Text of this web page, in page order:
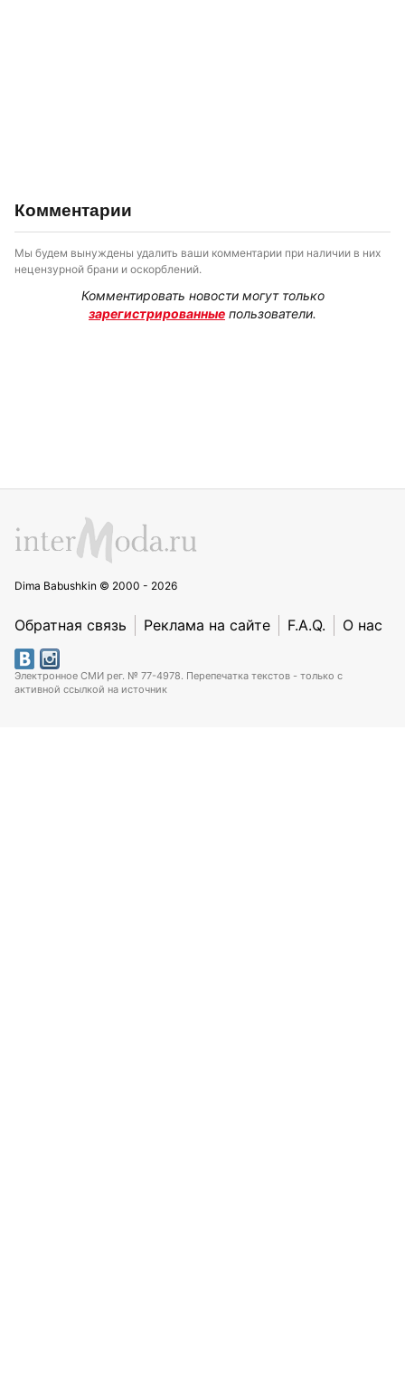
Комментарии
Мы будем вынуждены удалить ваши комментарии при наличии в них
нецензурной брани и оскорблений.
Комментировать новости могут только
зарегистрированные пользователи.
Dima Babushkin © 2000 - 2026
Обратная связь Реклама на сайте F.A.Q. О нас
Электронное СМИ рег. № 77-4978. Перепечатка текстов - только с
активной ссылкой на источник